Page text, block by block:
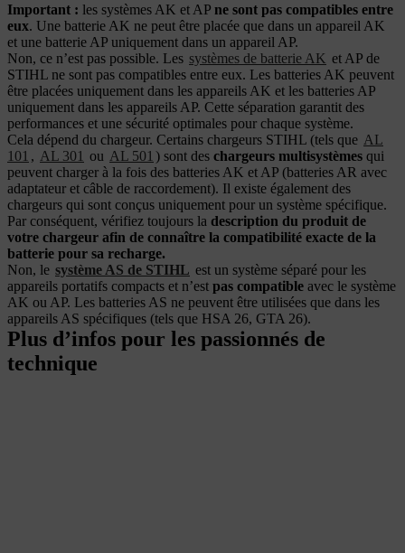
Important : les systèmes AK et AP ne sont pas compatibles entre
eux. Une batterie AK ne peut être placée que dans un appareil AK
et une batterie AP uniquement dans un appareil AP.
Non, ce n’est pas possible. Les systèmes de batterie AK et AP de
STIHL ne sont pas compatibles entre eux. Les batteries AK peuvent
être placées uniquement dans les appareils AK et les batteries AP
uniquement dans les appareils AP. Cette séparation garantit des
performances et une sécurité optimales pour chaque système.
Cela dépend du chargeur. Certains chargeurs STIHL (tels que AL
101 , AL 301 ou AL 501 ) sont des chargeurs multisystèmes qui
peuvent charger à la fois des batteries AK et AP (batteries AR avec
adaptateur et câble de raccordement). Il existe également des
chargeurs qui sont conçus uniquement pour un système spécifique.
Par conséquent, vérifiez toujours la description du produit de
votre chargeur afin de connaître la compatibilité exacte de la
batterie pour sa recharge.
Non, le système AS de STIHL est un système séparé pour les
appareils portatifs compacts et n’est pas compatible avec le système
AK ou AP. Les batteries AS ne peuvent être utilisées que dans les
appareils AS spécifiques (tels que HSA 26, GTA 26).
Plus d’infos pour les passionnés de
technique